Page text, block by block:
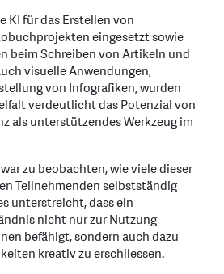
KI für das Erstellen von
eingesetzt sowie
beim Schreiben von Artikeln und
visuelle Anwendungen,
von Infografiken, wurden
verdeutlicht das Potenzial von
als unterstützendes Werkzeug im
zu beobachten, wie viele dieser
Teilnehmenden selbstständig
unterstreicht, dass ein
nicht nur zur Nutzung
befähigt, sondern auch dazu
kreativ zu erschliessen.